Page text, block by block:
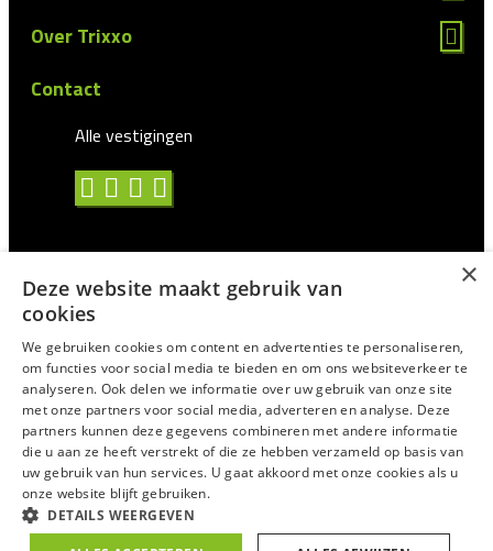
Over Trixxo
Contact
Alle vestigingen
Algemene voorwaarden
Privacy statement
Antidiscriminatie
Certificering en CAO
Voor Uitzendprofessionals
Suggesties/Meldingen
© 2025Trixxo
×
Deze website maakt gebruik van
cookies
We gebruiken cookies om content en advertenties te personaliseren,
om functies voor social media te bieden en om ons websiteverkeer te
analyseren. Ook delen we informatie over uw gebruik van onze site
met onze partners voor social media, adverteren en analyse. Deze
partners kunnen deze gegevens combineren met andere informatie
die u aan ze heeft verstrekt of die ze hebben verzameld op basis van
uw gebruik van hun services. U gaat akkoord met onze cookies als u
onze website blijft gebruiken.
DETAILS WEERGEVEN